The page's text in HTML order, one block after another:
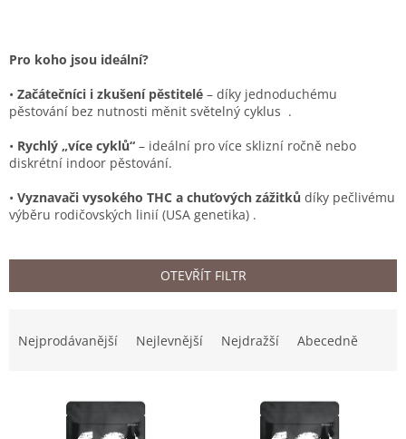
Pro koho jsou ideální?
• Začátečníci i zkušení pěstitelé – díky jednoduchému
pěstování bez nutnosti měnit světelný cyklus .
• Rychlý „více cyklů“ – ideální pro více sklizní ročně nebo
diskrétní indoor pěstování.
• Vyznavači vysokého THC a chuťových zážitků díky pečlivému
výběru rodičovských linií (USA genetika) .
OTEVŘÍT FILTR
Nejprodávanější Nejlevnější Nejdražší Abecedně